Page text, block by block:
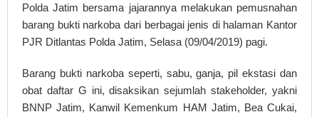
Polda Jatim bersama jajarannya melakukan pemusnahan
barang bukti narkoba dari berbagai jenis di halaman Kantor
PJR Ditlantas Polda Jatim, Selasa (09/04/2019) pagi.
Barang bukti narkoba seperti, sabu, ganja, pil ekstasi dan
obat daftar G ini, disaksikan sejumlah stakeholder, yakni
BNNP Jatim, Kanwil Kemenkum HAM Jatim, Bea Cukai,